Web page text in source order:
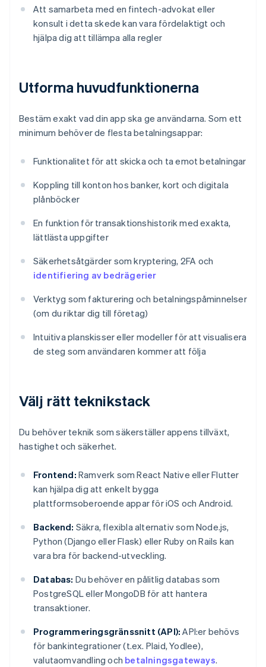
Att samarbeta med en fintech-advokat eller
konsult i detta skede kan vara fördelaktigt och
hjälpa dig att tillämpa alla regler
Utforma huvudfunktionerna
Bestäm exakt vad din app ska ge användarna. Som ett
minimum behöver de flesta betalningsappar:
Funktionalitet för att skicka och ta emot betalningar
Koppling till konton hos banker, kort och digitala
plånböcker
En funktion för transaktionshistorik med exakta,
lättlästa uppgifter
Säkerhetsåtgärder som kryptering, 2FA och
identifiering av bedrägerier
Verktyg som fakturering och betalningspåminnelser
(om du riktar dig till företag)
Intuitiva planskisser eller modeller för att visualisera
de steg som användaren kommer att följa
Välj rätt teknikstack
Du behöver teknik som säkerställer appens tillväxt,
hastighet och säkerhet.
Frontend: Ramverk som React Native eller Flutter
kan hjälpa dig att enkelt bygga
plattformsoberoende appar för iOS och Android.
Backend: Säkra, flexibla alternativ som Node.js,
Python (Django eller Flask) eller Ruby on Rails kan
vara bra för backend-utveckling.
Databas: Du behöver en pålitlig databas som
PostgreSQL eller MongoDB för att hantera
transaktioner.
Programmeringsgränssnitt (API): API:er behövs
för bankintegrationer (t.ex. Plaid, Yodlee),
valutaomvandling och betalningsgateways.